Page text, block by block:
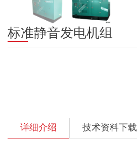
标准静音发电机组
详细介绍 技术资料下载